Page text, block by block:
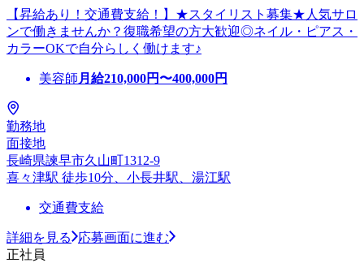
【昇給あり！交通費支給！】★スタイリスト募集★人気サロ
ンで働きませんか？復職希望の方大歓迎◎ネイル・ピアス・
カラーOKで自分らしく働けます♪
美容師 月給210,000円〜400,000円
勤務地
面接地
長崎県諫早市久山町1312-9
喜々津駅 徒歩10分、小長井駅、湯江駅
交通費支給
詳細を見る
応募画面に進む
正社員